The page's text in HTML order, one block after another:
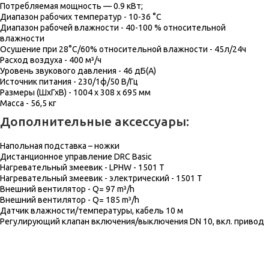
Потребляемая мощность — 0.9 кВт;
Диапазон рабочих температур - 10-36 °С
Диапазон рабочей влажности - 40-100 % относительной
влажности
Осушение при 28°C/60% относительной влажности - 45л/24ч
Расход воздуха - 400 м³/ч
Уровень звукового давления - 46 дБ(А)
Источник питания - 230/1ф/50 В/Гц
Размеры (ШхГхВ) - 1004 х 308 х 695 мм
Масса - 56,5 кг
Дополнительные аксессуары:
Напольная подставка – ножки
Дистанционное управление DRC Basic
Нагревательный змеевик - LPHW - 1501 T
Нагревательный змеевик - электрический - 1501 T
Внешний вентилятор - Q= 97 m³/h
Внешний вентилятор - Q= 185 m³/h
Датчик влажности/температуры, кабель 10 м
Регулирующий клапан включения/выключения DN 10, вкл. привод